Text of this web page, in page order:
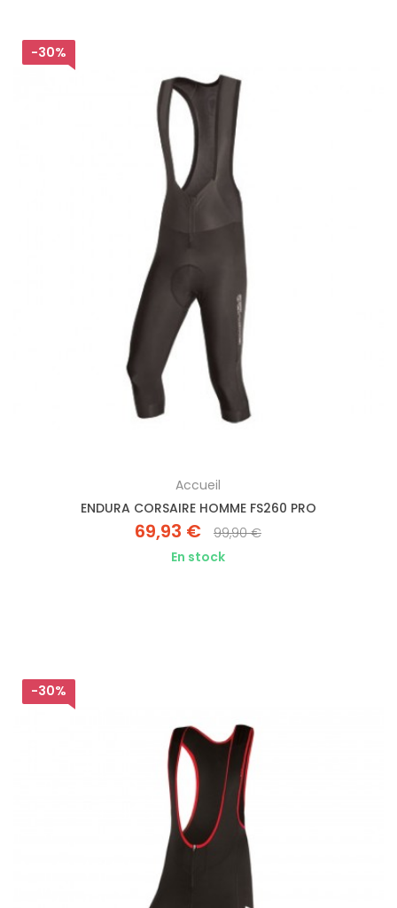
-30%
Accueil
ENDURA CORSAIRE HOMME FS260 PRO
69,93 €
99,90 €
En stock
-30%